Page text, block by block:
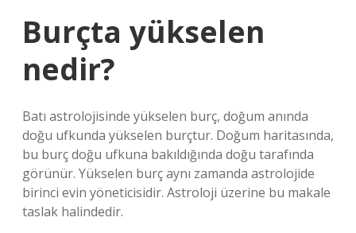
Burçta yükselen
nedir?
Batı astrolojisinde yükselen burç, doğum anında
doğu ufkunda yükselen burçtur. Doğum haritasında,
bu burç doğu ufkuna bakıldığında doğu tarafında
görünür. Yükselen burç aynı zamanda astrolojide
birinci evin yöneticisidir. Astroloji üzerine bu makale
taslak halindedir.